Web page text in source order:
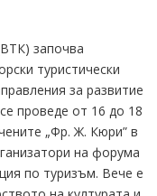
започва
туристически
за развитие
проведе от 16 до 18
„Фр. Ж. Кюри” в
на форума
по туризъм. Вече е